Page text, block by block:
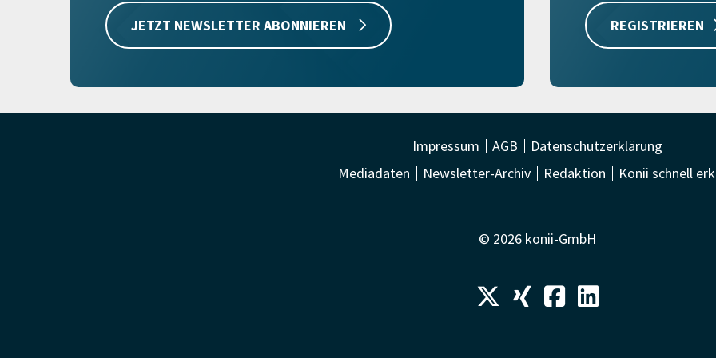
JETZT NEWSLETTER ABONNIEREN REGISTRIEREN
Impressum AGB
Datenschutzerklärung
Mediadaten
Newsletter-Archiv Redaktion Konii schnell
© 2026 konii-GmbH